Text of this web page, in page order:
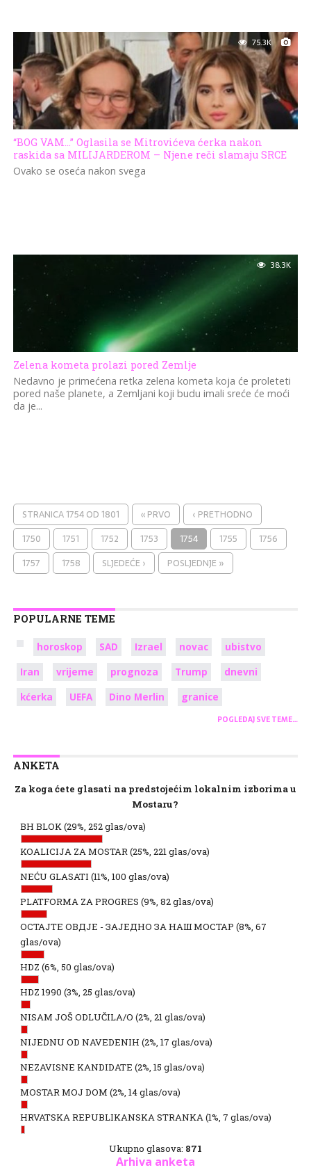
75.3K
“BOG VAM…” Oglasila se Mitrovićeva ćerka nakon
raskida sa MILIJARDEROM – Njene reči slamaju SRCE
Ovako se oseća nakon svega
38.3K
Zelena kometa prolazi pored Zemlje
Nedavno je primećena retka zelena kometa koja će proleteti
pored naše planete, a Zemljani koji budu imali sreće će moći
da je...
STRANICA 1754 OD 1801 « PRVO
‹ PRETHODNO
1750
1751 1752 1753 1754 1755
1756
1757
1758 SLJEDEĆE › POSLJEDNJE »
POPULARNE TEME
horoskop SAD Izrael novac
ubistvo
Iran
vrijeme prognoza Trump
dnevni
kćerka
UEFA Dino Merlin granice
POGLEDAJ SVE TEME…
ANKETA
Za koga ćete glasati na predstojećim lokalnim izborima u
Mostaru?
BH BLOK(29%, 252 glas/ova)
KOALICIJA ZA MOSTAR(25%, 221 glas/ova)
NEĆU GLASATI (11%, 100 glas/ova)
PLATFORMA ZA PROGRES (9%, 82 glas/ova)
ОСТАЈТЕ ОВДЈЕ - ЗАЈЕДНО ЗА НАШ МОСТАР (8%, 67
glas/ova)
HDZ (6%, 50 glas/ova)
HDZ 1990 (3%, 25 glas/ova)
NISAM JOŠ ODLUČILA/O (2%, 21 glas/ova)
NIJEDNU OD NAVEDENIH (2%, 17 glas/ova)
NEZAVISNE KANDIDATE (2%, 15 glas/ova)
MOSTAR MOJ DOM (2%, 14 glas/ova)
HRVATSKA REPUBLIKANSKA STRANKA(1%, 7 glas/ova)
Ukupno glasova: 871
Arhiva anketa